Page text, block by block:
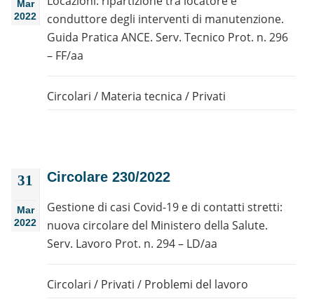
Mar
2022
conduttore degli interventi di manutenzione.
Guida Pratica ANCE. Serv. Tecnico Prot. n. 296
– FF/aa
Circolari / Materia tecnica / Privati
31
Mar
2022
Circolare 230/2022
Gestione di casi Covid-19 e di contatti stretti:
nuova circolare del Ministero della Salute.
Serv. Lavoro Prot. n. 294 – LD/aa
Circolari / Privati / Problemi del lavoro